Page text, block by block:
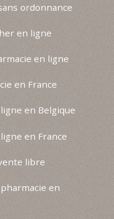
ordonnance
en ligne
en ligne
en France
en Belgique
en France
libre
en